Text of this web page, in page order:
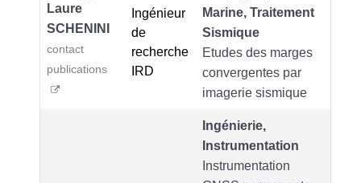
Laure
SCHENINI
contact
publications
Ingénieur
de
recherche
IRD
Marine, Traitement
Sismique
Etudes des marges
convergentes par
imagerie sismique
Ingénierie,
Instrumentation
Instrumentation